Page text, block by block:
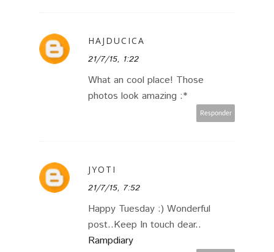
HAJDUCICA
21/7/15, 1:22
What an cool place! Those
photos look amazing :*
Responder
JYOTI
21/7/15, 7:52
Happy Tuesday :) Wonderful
post..Keep In touch dear..
Rampdiary